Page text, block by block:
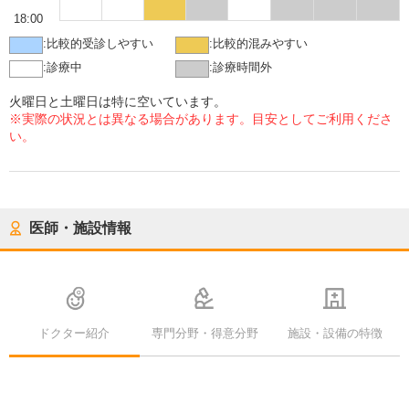
18:00
: 比較的受診しやすい : 比較的混みやすい
:診療中 :診療時間外
火曜日と土曜日は特に空いています。
※実際の状況とは異なる場合があります。目安としてご利用くださ
い。
医師・施設情報
ドクター紹介 専門分野・得意分野 施設・設備の特徴